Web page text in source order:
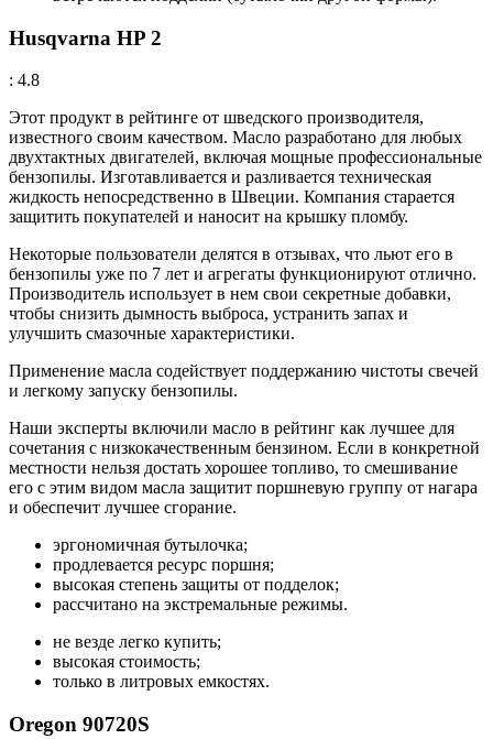
Husqvarna HP 2
: 4.8
Этот продукт в рейтинге от шведского производителя,
известного своим качеством. Масло разработано для любых
двухтактных двигателей, включая мощные профессиональные
бензопилы. Изготавливается и разливается техническая
жидкость непосредственно в Швеции. Компания старается
защитить покупателей и наносит на крышку пломбу.
Некоторые пользователи делятся в отзывах, что льют его в
бензопилы уже по 7 лет и агрегаты функционируют отлично.
Производитель использует в нем свои секретные добавки,
чтобы снизить дымность выброса, устранить запах и
улучшить смазочные характеристики.
Применение масла содействует поддержанию чистоты свечей
и легкому запуску бензопилы.
Наши эксперты включили масло в рейтинг как лучшее для
сочетания с низкокачественным бензином. Если в конкретной
местности нельзя достать хорошее топливо, то смешивание
его с этим видом масла защитит поршневую группу от нагара
и обеспечит лучшее сгорание.
эргономичная бутылочка;
продлевается ресурс поршня;
высокая степень защиты от подделок;
рассчитано на экстремальные режимы.
не везде легко купить;
высокая стоимость;
только в литровых емкостях.
Oregon 90720S